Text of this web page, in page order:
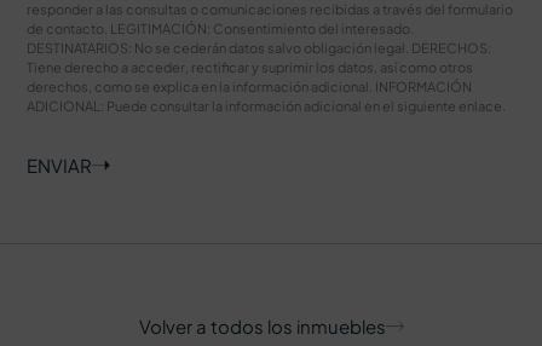
responder a las consultas o comunicaciones recibidas a través del formulario
de contacto. LEGITIMACIÓN: Consentimiento del interesado.
DESTINATARIOS: No se cederán datos salvo obligación legal. DERECHOS:
Tiene derecho a acceder, rectificar y suprimir los datos, así como otros
derechos, como se explica en la información adicional. INFORMACIÓN
ADICIONAL: Puede consultar la información adicional en el siguiente enlace
ENVIAR
Volver a todos los inmuebles